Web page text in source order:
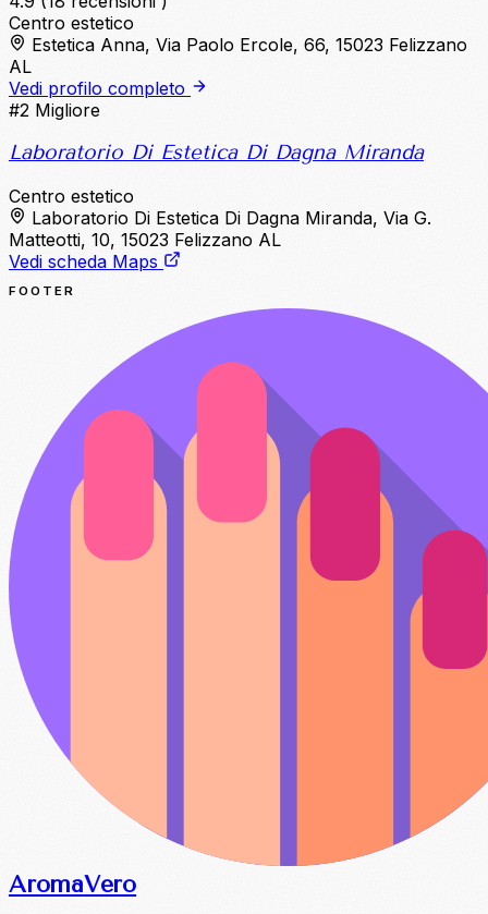
Centro estetico
Estetica Anna, Via Paolo Ercole, 66, 15023 Felizzano
AL
Vedi profilo completo
#2 Migliore
Laboratorio Di Estetica Di Dagna Miranda
Centro estetico
Laboratorio Di Estetica Di Dagna Miranda, Via G.
Matteotti, 10, 15023 Felizzano AL
Vedi scheda Maps
FOOTER
AromaVero